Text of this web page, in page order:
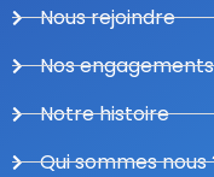
Nous rejoindre
Nos engagements
Notre histoire
Qui sommes nous